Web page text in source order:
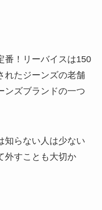
番！リーバイスは150
れたジーンズの老舗
ンズブランドの一つ
知らない人は少ない
外すことも大切か